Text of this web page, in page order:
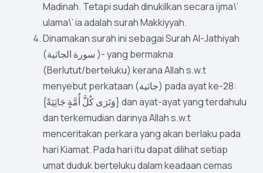
Madinah. Tetapi sudah dinukilkan secara ijma\’
ulama\’ ia adalah surah Makkiyyah.
Dinamakan surah ini sebagai Surah Al-Jathiyah
(سورة الجاثية )- yang bermakna
(Berlutut/berteluku) kerana Allah s.w.t
menyebut perkataan (جاثية) pada ayat ke-28:
{وَتَرَى كُلَّ أُمَّةٍ جَاثِيَةً} dan ayat-ayat yang terdahulu
dan terkemudian darinya Allah s.w.t
menceritakan perkara yang akan berlaku pada
hari Kiamat. Pada hari itu dapat dilihat setiap
umat duduk berteluku dalam keadaan cemas